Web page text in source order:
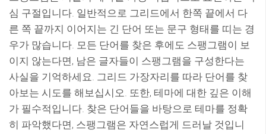
심 구절입니다. 일반적으로 그리드에서 한쪽 끝에서 다
른 쪽 끝까지 이어지는 긴 단어 또는 문구 형태를 띠는 경
우가 많습니다. 모든 단어를 찾은 후에도 스팽그램이 보
이지 않는다면, 남은 글자들이 스팽그램을 구성한다는
사실을 기억하세요. 그리드 가장자리를 따라 단어를 찾
아보는 시도를 해보십시오. 또한, 테마에 대한 깊은 이해
가 필수적입니다. 찾은 단어들을 바탕으로 테마를 정확
히 파악했다면, 스팽그램은 자연스럽게 드러날 것입니